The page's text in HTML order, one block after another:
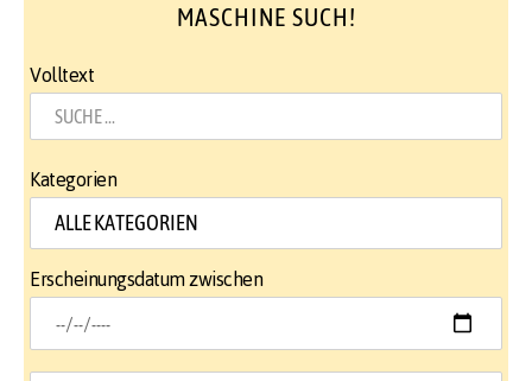
MASCHINE SUCH!
Volltext
Kategorien
Erscheinungsdatum zwischen